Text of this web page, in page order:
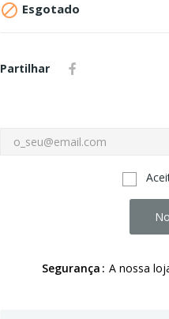
 Esgotado
Partilhar
Segurança A nossa